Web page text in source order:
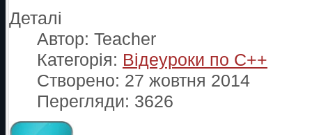
Деталі
Автор: Teacher
Категорія: Відеуроки по С++
Створено: 27 жовтня 2014
Перегляди: 3626